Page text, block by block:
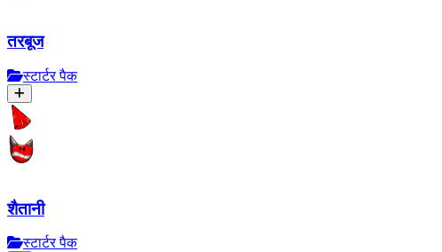
तरबूज
स्टार्टर पैक
शैतानी
स्टार्टर पैक